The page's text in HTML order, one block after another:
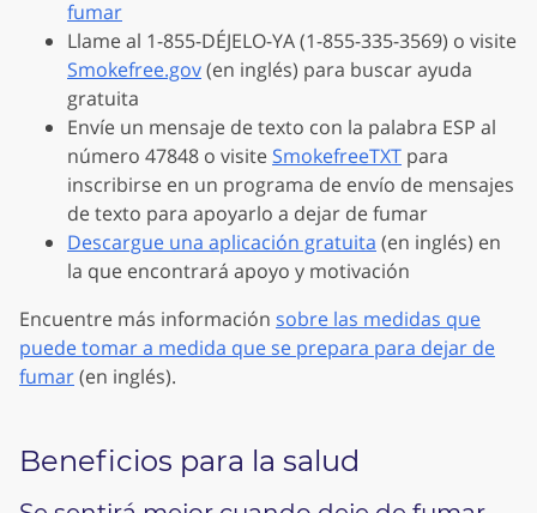
fumar
Llame al 1-855-DÉJELO-YA (1-855-335-3569) o visite
Smokefree.gov(en inglés) para buscar ayuda
gratuita
Envíe un mensaje de texto con la palabra ESP al
número 47848 o visite SmokefreeTXT para
inscribirse en un programa de envío de mensajes
de texto para apoyarlo a dejar de fumar
Descargue una aplicación gratuita (en inglés) en
la que encontrará apoyo y motivación
Encuentre más información sobre las medidas que
puede tomar a medida que se prepara para dejar de
fumar(en inglés).
Beneficios para la salud